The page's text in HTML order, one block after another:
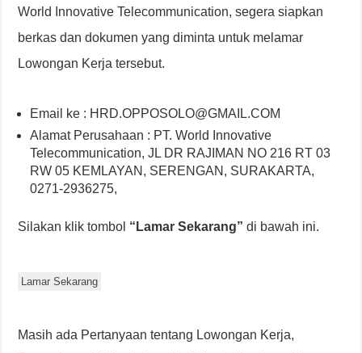
World Innovative Telecommunication, segera siapkan
berkas dan dokumen yang diminta untuk melamar
Lowongan Kerja tersebut.
Email ke : HRD.OPPOSOLO@GMAIL.COM
Alamat Perusahaan : PT. World Innovative
Telecommunication, JL DR RAJIMAN NO 216 RT 03
RW 05 KEMLAYAN, SERENGAN, SURAKARTA,
0271-2936275,
Silakan klik tombol “Lamar Sekarang” di bawah ini.
Lamar Sekarang
Masih ada Pertanyaan tentang Lowongan Kerja,